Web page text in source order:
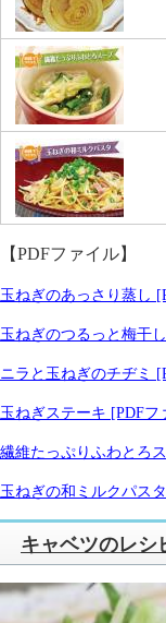
【PDFファイル】
玉ねぎのあっさり蒸し
玉ねぎのつるっと梅干
ニラと玉ねぎのチヂミ
玉ねぎステーキ [PDFフ
繊維たっぷりふわとろ
玉ねぎの和ミルクパス
キャベツのレシ